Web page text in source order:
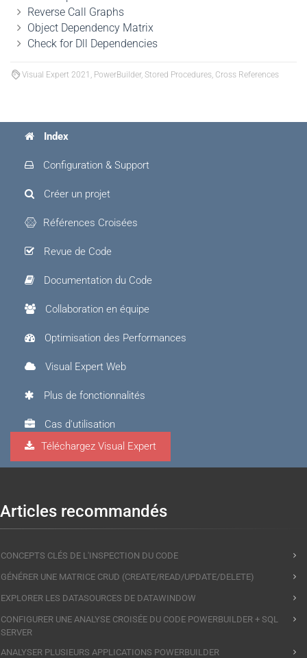
Reverse Call Graphs
Object Dependency Matrix
Check for Dll Dependencies
Visual Expert 2021, PowerBuilder, Stored Procedures, Cross References
Index
Configuration & Support
Créer un projet
Références Croisées
Revue de Code
Documentation du Code
Collaboration en équipe
Optimisation des Performances
Visual Expert Web
Plus de fonctionnalités
Cas d'utilisation
Visual Expert.AI
Téléchargez Visual Expert
Articles recommandés
CONCEPTS CLÉS DE L'INSPECTION DU CODE
GÉNÉRER UNE MATRICE CRUD (CREATE/READ/UPDATE/DELETE)
EXPLORER LES DATASOURCES DE DATAWINDOW
CONFIGURER UNE ANALYSE CROISÉE DU CODE POWERBUILDER + SQL
SERVER
ANALYSER PLUSIEURS APPLICATIONS POWERBUILDER